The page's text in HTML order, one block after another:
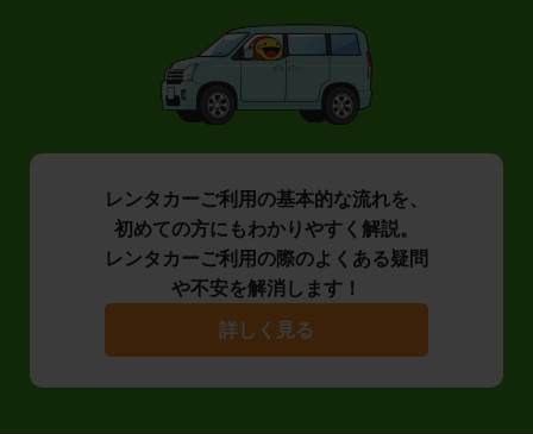
レンタカーご利用の基本的な流れを、
初めての方にもわかりやすく解説。
レンタカーご利用の際のよくある疑問
や不安を解消します！
詳しく見る